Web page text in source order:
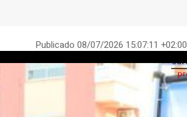
Publicado 08/07/2026 15:07:11 +02:00